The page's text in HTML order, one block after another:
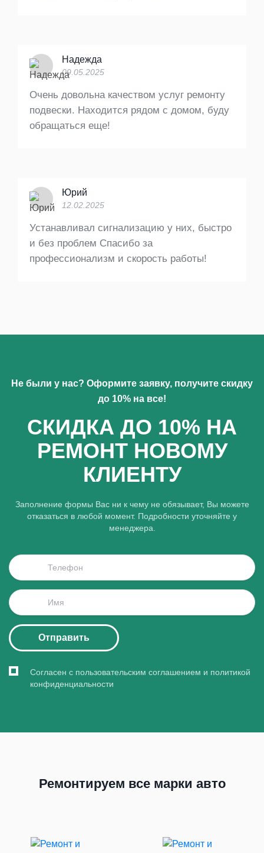
Надежда
09.05.2025
Очень довольна качеством услуг ремонту
подвески. Находится рядом с домом, буду
обращаться еще!
Юрий
12.02.2025
Устанавливал сигнализацию у них, быстро
и без проблем Спасибо за
профессионализм и скорость работы!
Не были у нас? Оформите заявку, получите скидку
до 10% на все!
СКИДКА ДО 10% НА
РЕМОНТ НОВОМУ
КЛИЕНТУ
Заполнение формы Вас ни к чему не обязывает, Вы можете
отказаться в любой момент. Подробности уточняйте у
менеджера.
Отправить
Согласен с пользовательским соглашением и политикой
конфиденциальности
Ремонтируем все марки авто